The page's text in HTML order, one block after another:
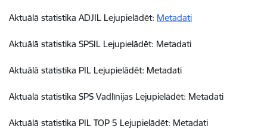
Aktuālā statistika ADJIL Lejupielādēt: Metadati
Aktuālā statistika SPSIL Lejupielādēt: Metadati
Aktuālā statistika PIL Lejupielādēt: Metadati
Aktuālā statistika SPS Vadlīnijas Lejupielādēt: Metadati
Aktuālā statistika PIL TOP 5 Lejupielādēt: Metadati